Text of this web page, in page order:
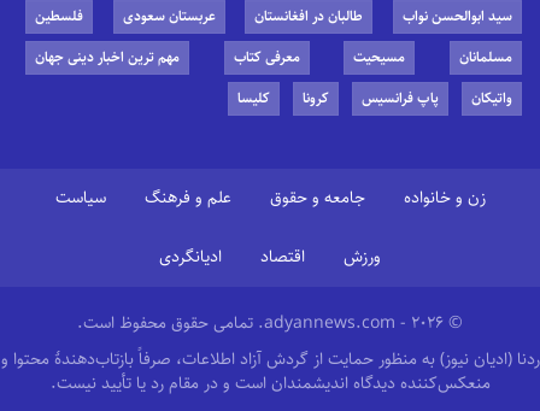
سید ابوالحسن نواب
طالبان در افغانستان عربستان سعودی
فلسطین
مسلمانان
مسیحیت معرفی کتاب
مهم ترین اخبار دینی جهان
واتیکان
پاپ فرانسیس کرونا کلیسا
زن و خانواده جامعه و حقوق علم و فرهنگ سیاست
ورزش اقتصاد ادیانگردی
© 2026 - adyannews.com. تمامی حقوق محفوظ است.
ردنا (ادیان نیوز) به منظور حمایت از گردش آزاد اطلاعات، صرفاً بازتاب‌دهندهٔ محتوا و
منعکس‌کننده دیدگاه اندیشمندان است و در مقام رد یا تأیید نیست.